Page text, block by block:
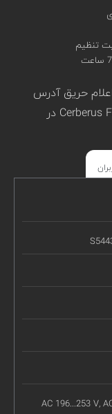
تنظیم
حریق آدرس
پذیر 1 لوپ زیمنس FC361-ZZ مدل Cerberus FIT در
AC 196...253 V,